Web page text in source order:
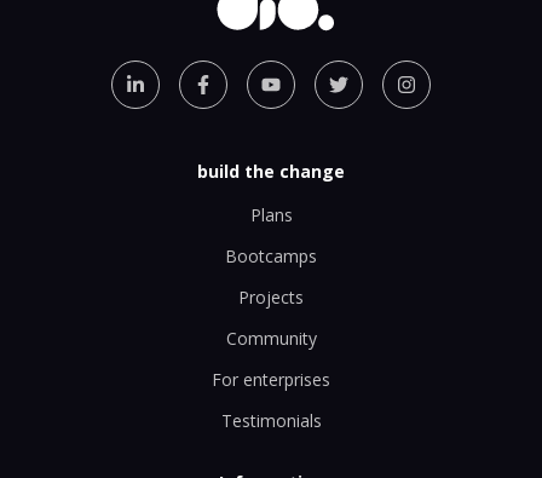
build the change
Plans
Bootcamps
Projects
Community
For enterprises
Testimonials